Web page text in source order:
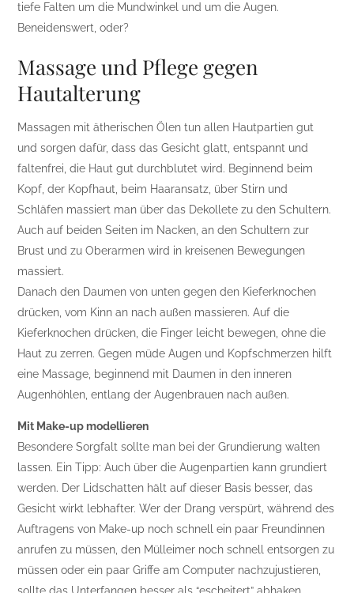
tiefe Falten um die Mundwinkel und um die Augen.
Beneidenswert, oder?
Massage und Pflege gegen
Hautalterung
Massagen mit ätherischen Ölen tun allen Hautpartien gut
und sorgen dafür, dass das Gesicht glatt, entspannt und
faltenfrei, die Haut gut durchblutet wird. Beginnend beim
Kopf, der Kopfhaut, beim Haaransatz, über Stirn und
Schläfen massiert man über das Dekollete zu den Schultern.
Auch auf beiden Seiten im Nacken, an den Schultern zur
Brust und zu Oberarmen wird in kreisenen Bewegungen
massiert.
Danach den Daumen von unten gegen den Kieferknochen
drücken, vom Kinn an nach außen massieren. Auf die
Kieferknochen drücken, die Finger leicht bewegen, ohne die
Haut zu zerren. Gegen müde Augen und Kopfschmerzen hilft
eine Massage, beginnend mit Daumen in den inneren
Augenhöhlen, entlang der Augenbrauen nach außen.
Mit Make-up modellieren
Besondere Sorgfalt sollte man bei der Grundierung walten
lassen. Ein Tipp: Auch über die Augenpartien kann grundiert
werden. Der Lidschatten hält auf dieser Basis besser, das
Gesicht wirkt lebhafter. Wer der Drang verspürt, während des
Auftragens von Make-up noch schnell ein paar Freundinnen
anrufen zu müssen, den Mülleimer noch schnell entsorgen zu
müssen oder ein paar Griffe am Computer nachzujustieren,